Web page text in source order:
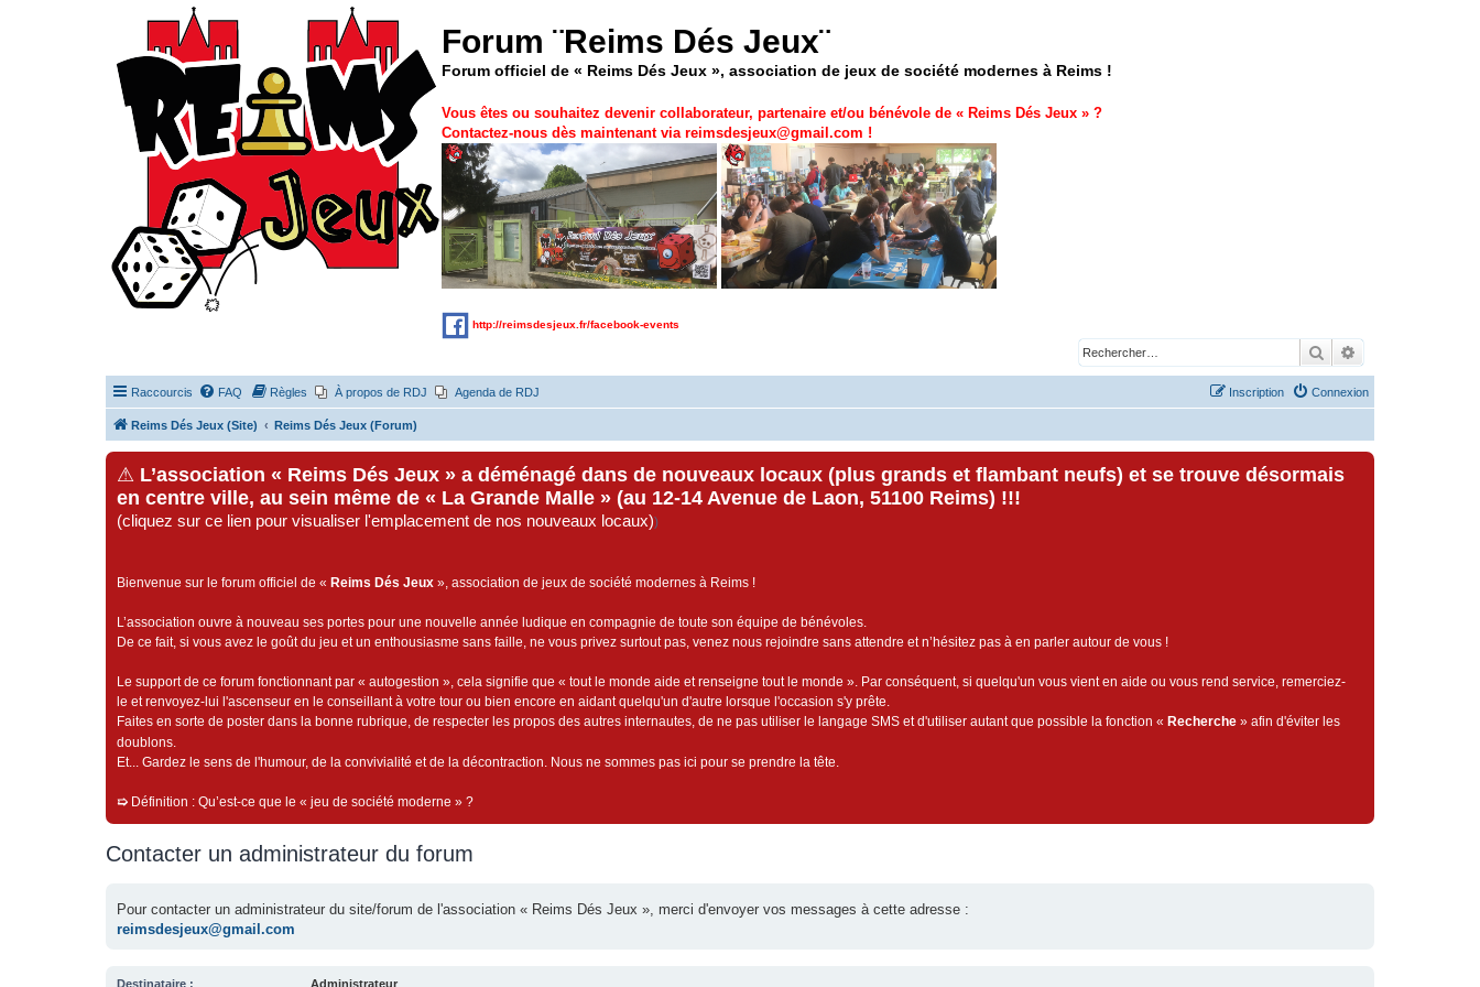
Forum ¨Reims Dés Jeux¨
Forum officiel de « Reims Dés Jeux », association de jeux de société modernes à Reims !
Vous êtes ou souhaitez devenir collaborateur, partenaire et/ou bénévole de « Reims Dés Jeux » ?
Contactez-nous dès maintenant via reimsdesjeux@gmail.com !
http://reimsdesjeux.fr/facebook-events
Rechercher
Raccourcis FAQ Règles À propos de RDJ Agenda de RDJ Connexion
Inscription
Reims Dés Jeux (Site) Reims Dés Jeux (Forum)
⚠ L’association « Reims Dés Jeux » a déménagé dans de nouveaux locaux (plus grands et flambant neufs) et se trouve désormais
en centre ville, au sein même de « La Grande Malle » (au 12-14 Avenue de Laon, 51100 Reims) !!!
(cliquez sur ce lien pour visualiser l'emplacement de nos nouveaux locaux))
Bienvenue sur le forum officiel de « Reims Dés Jeux », association de jeux de société modernes à Reims !
L’association ouvre à nouveau ses portes pour une nouvelle année ludique en compagnie de toute son équipe de bénévoles.
De ce fait, si vous avez le goût du jeu et un enthousiasme sans faille, ne vous privez surtout pas, venez nous rejoindre sans attendre et n’hésitez pas à en parler autour de vous !
Le support de ce forum fonctionnant par « autogestion », cela signifie que « tout le monde aide et renseigne tout le monde ». Par conséquent, si quelqu'un vous vient en aide ou vous rend service, remerciez-
le et renvoyez-lui l'ascenseur en le conseillant à votre tour ou bien encore en aidant quelqu'un d'autre lorsque l'occasion s'y prête.
Faites en sorte de poster dans la bonne rubrique, de respecter les propos des autres internautes, de ne pas utiliser le langage SMS et d'utiliser autant que possible la fonction « Recherche » afin d'éviter les
doublons.
Et... Gardez le sens de l'humour, de la convivialité et de la décontraction. Nous ne sommes pas ici pour se prendre la tête.
➯ Définition : Qu’est-ce que le « jeu de société moderne » ?
Contacter un administrateur du forum
Pour contacter un administrateur du site/forum de l'association « Reims Dés Jeux », merci d'envoyer vos messages à cette adresse :
reimsdesjeux@gmail.com
Destinataire : Administrateur